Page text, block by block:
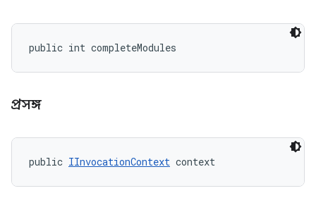
public int completeModules
প্রসঙ্গ
public IInvocationContext context